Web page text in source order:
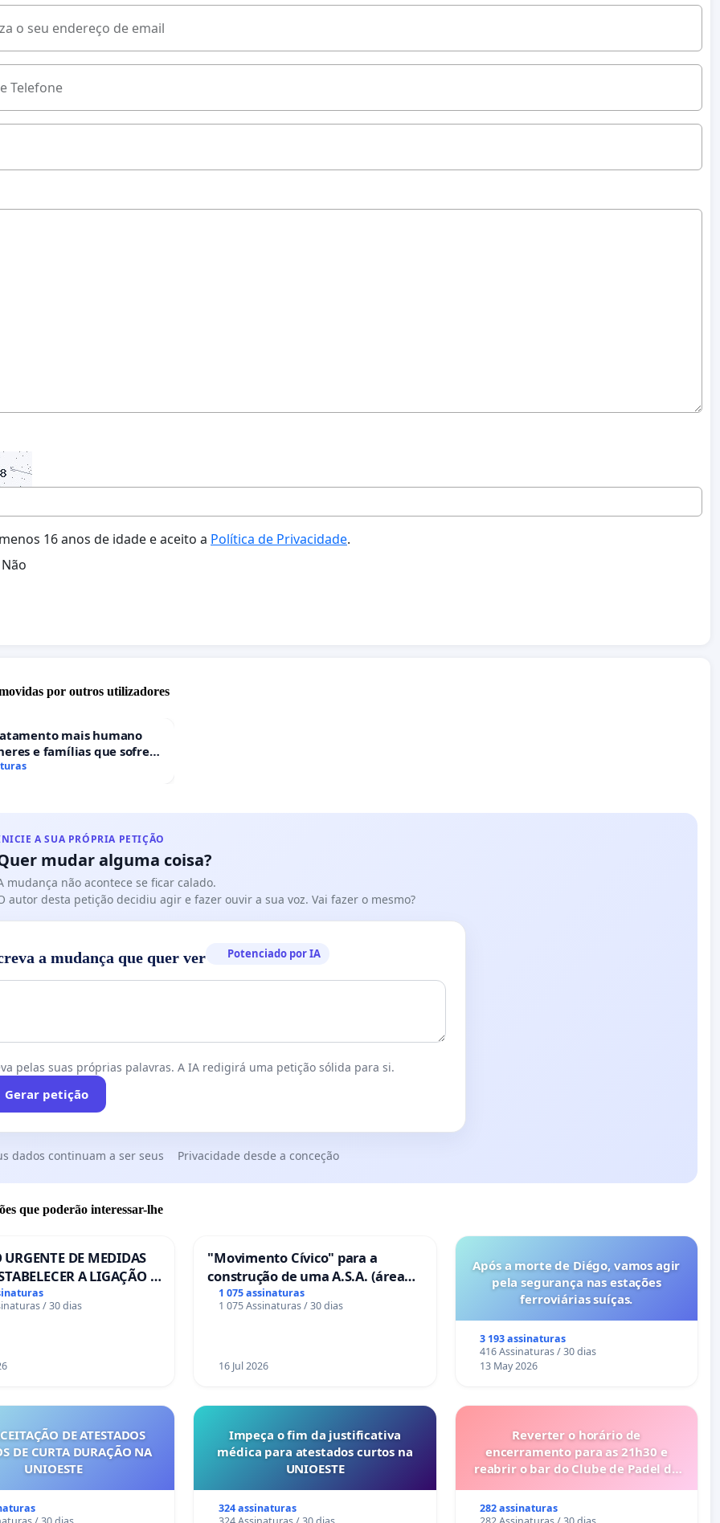
o seu endereço de email
Telefone
16 anos de idade e aceito a Política de Privacidade.
Não
por outros utilizadores
mais humano
e famílias que sofrem
gestacional nos hospitais
A SUA PRÓPRIA PETIÇÃO
mudar alguma coisa?
mudança não acontece se ficar calado.
autor desta petição decidiu agir e fazer ouvir a sua voz. Vai fazer o mesmo?
a mudança que quer ver Potenciado por IA
pelas suas próprias palavras. A IA redigirá uma petição sólida para si.
Gerar petição
dados continuam a ser seus Privacidade desde a conceção
que poderão interessar-lhe
DE MEDIDAS
A LIGAÇÃO -
129
/ 30 dias
"Movimento Cívico" para a
construção de uma A.S.A. (área
de serviços para autocaravanas)
em Coimbra
1 075 assinaturas
1 075 Assinaturas / 30 dias
16 Jul 2026
Após a morte de Diégo, vamos agir
pela segurança nas estações
ferroviárias suíças.
3 193 assinaturas
416 Assinaturas / 30 dias
13 May 2026
DE ATESTADOS
DE CURTA DURAÇÃO NA
UNIOESTE
Impeça o fim da justificativa
médica para atestados curtos na
UNIOESTE
324 assinaturas
Reverter o horário de
encerramento para as 21h30 e
reabrir o bar do Clube de Padel de
282 assinaturas